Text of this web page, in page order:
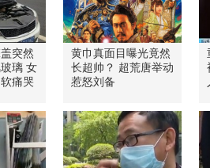
突然
璃 女
痛哭
黄巾真面目曝光竟然
长超帅？ 超荒唐举动
惹怒刘备